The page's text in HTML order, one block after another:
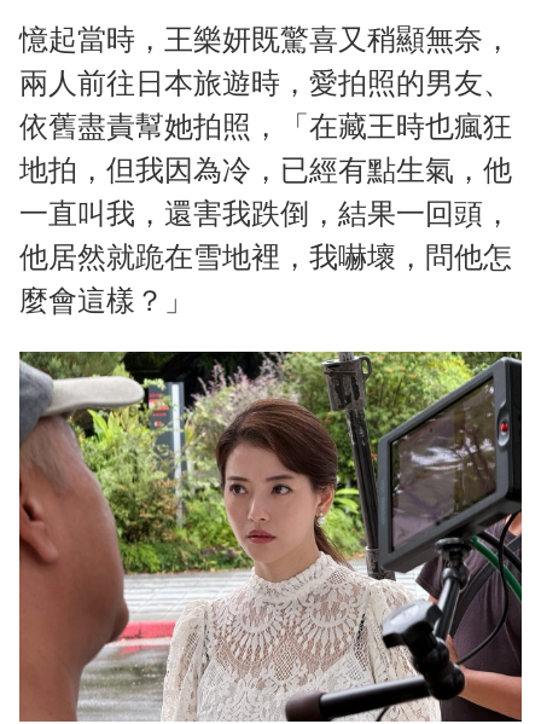
憶起當時，王樂妍既驚喜又稍顯無奈，
兩人前往日本旅遊時，愛拍照的男友、
依舊盡責幫她拍照，「在藏王時也瘋狂
地拍，但我因為冷，已經有點生氣，他
一直叫我，還害我跌倒，結果一回頭，
他居然就跪在雪地裡，我嚇壞，問他怎
麼會這樣？」